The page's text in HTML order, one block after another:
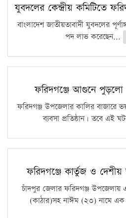
যুবদলের কেন্দ্রীয় কমিটিতে
বাংলাদেশ জাতীয়তাবাদী যুবদলের
পদ লাভ করেছেন...
ফরিদগঞ্জে আগুনে পুড়লো ৬
ফরিদগঞ্জ উপজেলার কালির বাজারে
ব্যবসা প্রতিষ্ঠান। তবে এই
ফরিদগঞ্জে কার্তুজ ও দেশীয়
চাঁদপুর জেলার ফরিদগঞ্জ উপজেলায়
(কাঠার)সহ নাঈম (২৩) নামে